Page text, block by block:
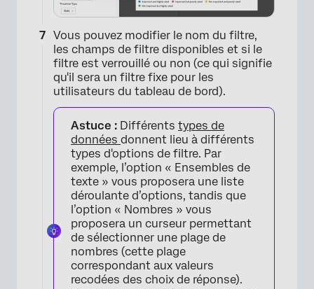
×
×
Vous pouvez modifier le nom du filtre,
les champs de filtre disponibles et si le
filtre est verrouillé ou non (ce qui signifie
qu'il sera un filtre fixe pour les
utilisateurs du tableau de bord).
Astuce : Différents types de
données donnent lieu à différents
types d'options de filtre. Par
exemple, l’option « Ensembles de
texte » vous proposera une liste
déroulante d’options, tandis que
l’option « Nombres » vous
proposera un curseur permettant
de sélectionner une plage de
nombres (cette plage
correspondant aux valeurs
recodées des choix de réponse).